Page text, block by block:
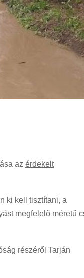
az érdekelt
ki kell tisztítani, a
megfelelő méretű
részéről Tarján